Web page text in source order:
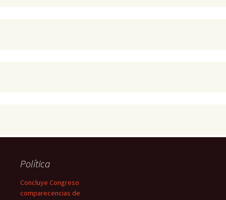
Política
Concluye Congreso
comparecencias de